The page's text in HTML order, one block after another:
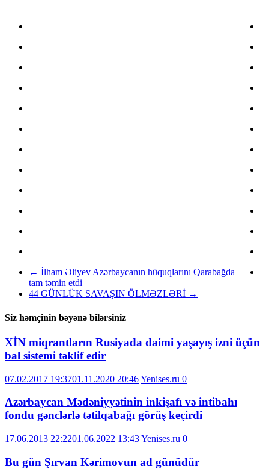
← İlham Əliyev Azərbaycanın hüquqlarını Qarabağda
tam təmin etdi
44 GÜNLÜK SAVAŞIN ÖLMƏZLƏRİ →
Siz həmçinin bəyənə bilərsiniz
XİN miqrantların Rusiyada daimi yaşayış izni üçün
bal sistemi təklif edir
07.02.2017 19:3701.11.2020 20:46Yenises.ru 0
Azərbaycan Mədəniyyətinin inkişafı və intibahı
fondu gənclərlə tətilqabağı görüş keçirdi
17.06.2013 22:2201.06.2022 13:43Yenises.ru 0
Bu gün Şırvan Kərimovun ad günüdür